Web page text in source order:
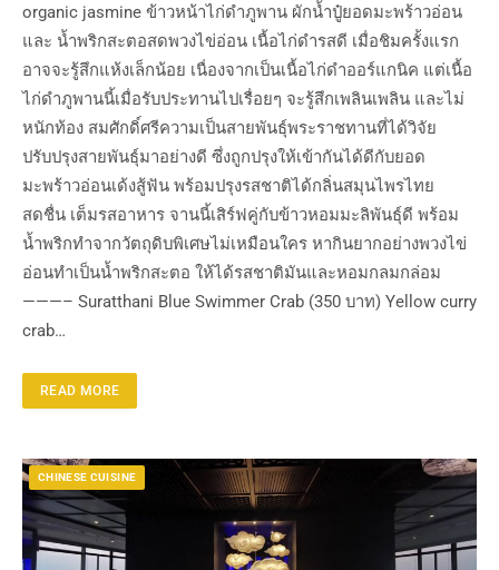
organic jasmine ข้าวหน้าไก่ดำภูพาน ผักน้ำปู๋ยอดมะพร้าวอ่อน
และ น้ำพริกสะตอสดพวงไข่อ่อน เนื้อไก่ดำรสดี เมื่อชิมครั้งแรก
อาจจะรู้สึกแห้งเล็กน้อย เนื่องจากเป็นเนื้อไก่ดำออร์แกนิค แต่เนื้อ
ไก่ดำภูพานนี้เมื่อรับประทานไปเรื่อยๆ จะรู้สึกเพลินเพลิน และไม่
หนักท้อง สมศักดิ์ศรีความเป็นสายพันธุ์พระราชทานที่ได้วิจัย
ปรับปรุงสายพันธุ์มาอย่างดี ซึ่งถูกปรุงให้เข้ากันได้ดีกับยอด
มะพร้าวอ่อนเด้งสู้ฟัน พร้อมปรุงรสชาติได้กลิ่นสมุนไพรไทย
สดชื่น เต็มรสอาหาร จานนี้เสิร์ฟคู่กับข้าวหอมมะลิพันธุ์ดี พร้อม
น้ำพริกทำจากวัตถุดิบพิเศษไม่เหมือนใคร หากินยากอย่างพวงไข่
อ่อนทำเป็นน้ำพริกสะตอ ให้ได้รสชาติมันและหอมกลมกล่อม
———– Suratthani Blue Swimmer Crab (350 บาท) Yellow curry
crab…
READ MORE
CHINESE CUISINE